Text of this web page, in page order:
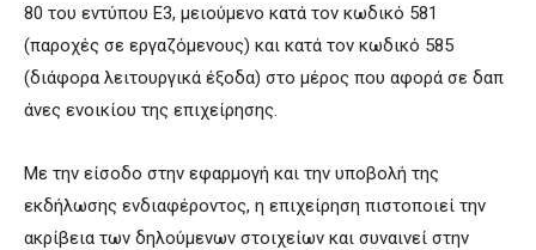
80 του εντύπου Ε3, μειούμενο κατά τον κωδικό 581
(παροχές σε εργαζόμενους) και κατά τον κωδικό 585
(διάφορα λειτουργικά έξοδα) στο μέρος που αφορά σε δαπ
άνες ενοικίου της επιχείρησης.
Με την είσοδο στην εφαρμογή και την υποβολή της
εκδήλωσης ενδιαφέροντος, η επιχείρηση πιστοποιεί την
ακρίβεια των δηλούμενων στοιχείων και συναινεί στην